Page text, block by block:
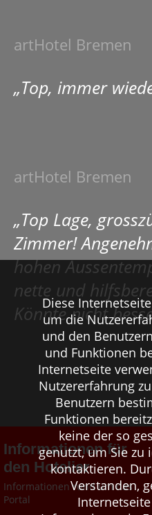
artHotel Bremen
„Top, immer
artHotel Bremen
„Top Lage,
Zimmer!
hohen
nette und
Könnte nicht
Informationen für
den Hotelier
Informationen rund um das
Portal
Diese
um die
und den
und Funktionen
Internetseite
Nutzererfahrung
Benutzern
Funktionen
keine der so
genutzt, um Sie zu
kontaktieren.
Verstanden,